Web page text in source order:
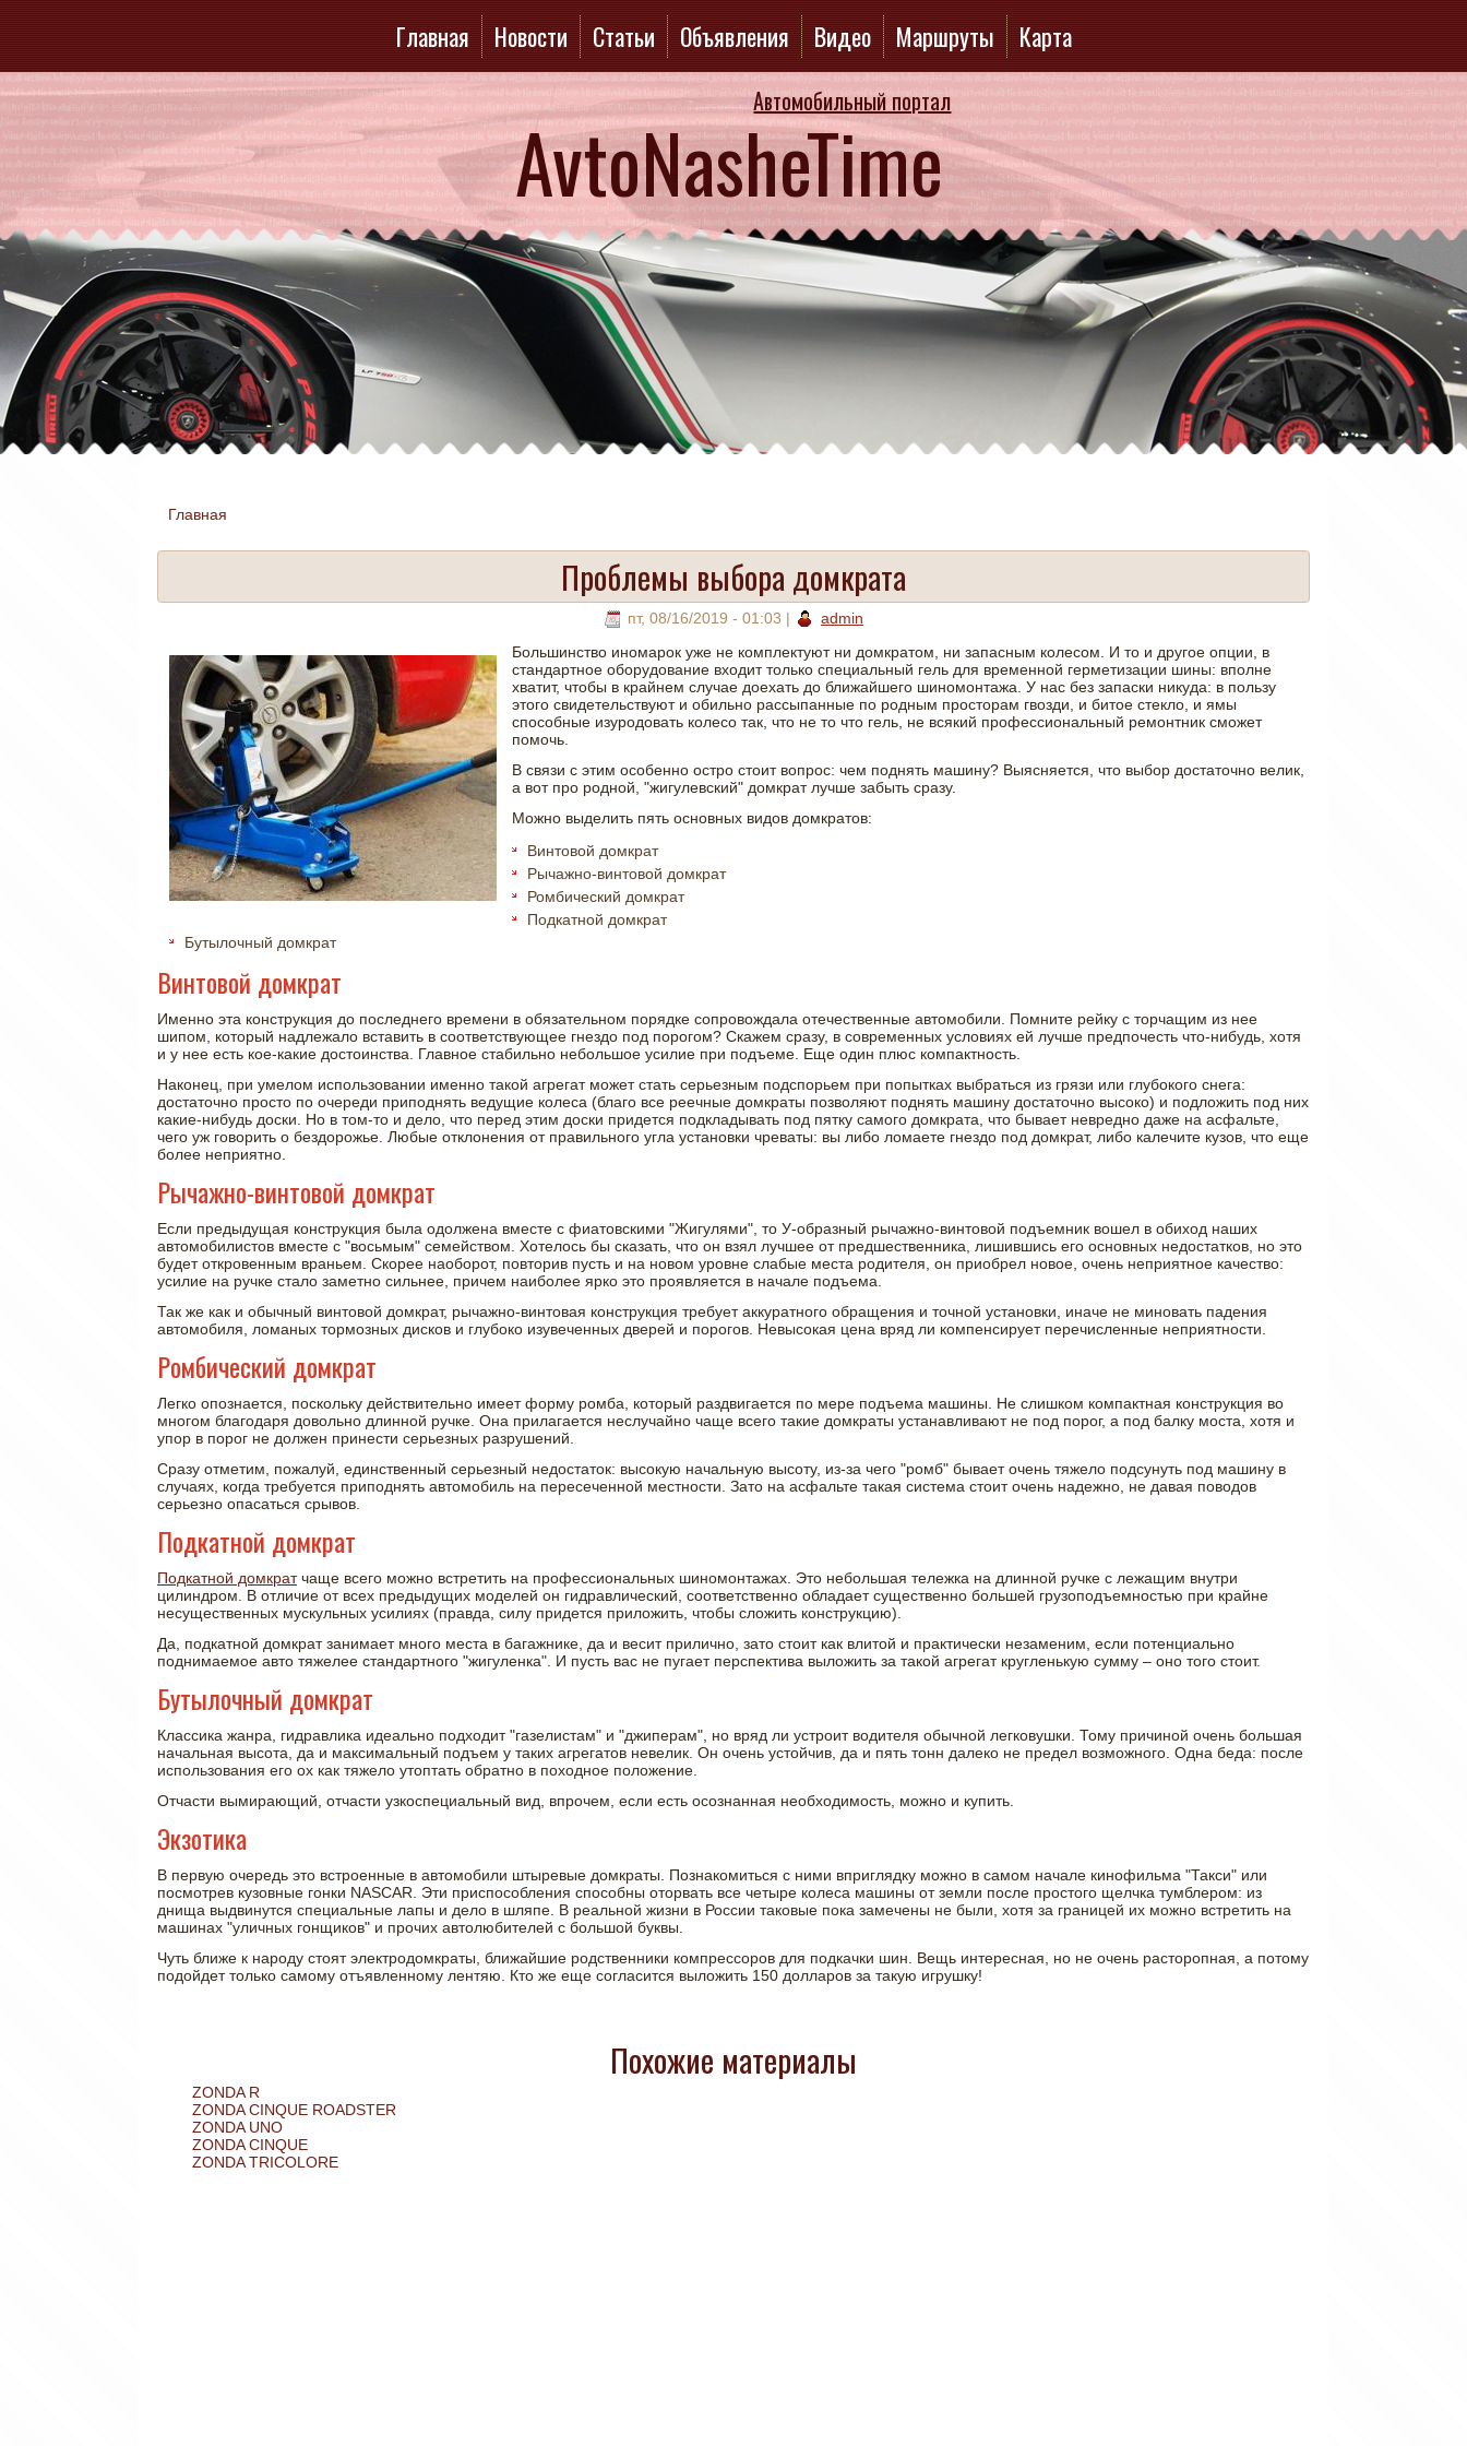
Главная Новости Статьи Объявления Видео Маршруты Карта
AvtoNasheTime
Автомобильный портал
Вы здесь
Главная
Проблемы выбора домкрата
пт, 08/16/2019 - 01:03 |
admin
Большинство иномарок уже не комплектуют ни домкратом, ни запасным колесом. И то и другое опции, в
стандартное оборудование входит только специальный гель для временной герметизации шины: вполне
хватит, чтобы в крайнем случае доехать до ближайшего шиномонтажа. У нас без запаски никуда: в пользу
этого свидетельствуют и обильно рассыпанные по родным просторам гвозди, и битое стекло, и ямы
способные изуродовать колесо так, что не то что гель, не всякий профессиональный ремонтник сможет
помочь.
В связи с этим особенно остро стоит вопрос: чем поднять машину? Выясняется, что выбор достаточно велик,
а вот про родной, "жигулевский" домкрат лучше забыть сразу.
Можно выделить пять основных видов домкратов:
Винтовой домкрат
Рычажно-винтовой домкрат
Ромбический домкрат
Подкатной домкрат
Бутылочный домкрат
Винтовой домкрат
Именно эта конструкция до последнего времени в обязательном порядке сопровождала отечественные автомобили. Помните рейку с торчащим из нее
шипом, который надлежало вставить в соответствующее гнездо под порогом? Скажем сразу, в современных условиях ей лучше предпочесть что-нибудь, хотя
и у нее есть кое-какие достоинства. Главное стабильно небольшое усилие при подъеме. Еще один плюс компактность.
Наконец, при умелом использовании именно такой агрегат может стать серьезным подспорьем при попытках выбраться из грязи или глубокого снега:
достаточно просто по очереди приподнять ведущие колеса (благо все реечные домкраты позволяют поднять машину достаточно высоко) и подложить под них
какие-нибудь доски. Но в том-то и дело, что перед этим доски придется подкладывать под пятку самого домкрата, что бывает невредно даже на асфальте,
чего уж говорить о бездорожье. Любые отклонения от правильного угла установки чреваты: вы либо ломаете гнездо под домкрат, либо калечите кузов, что еще
более неприятно.
Рычажно-винтовой домкрат
Если предыдущая конструкция была одолжена вместе с фиатовскими "Жигулями", то У-образный рычажно-винтовой подъемник вошел в обиход наших
автомобилистов вместе с "восьмым" семейством. Хотелось бы сказать, что он взял лучшее от предшественника, лишившись его основных недостатков, но это
будет откровенным враньем. Скорее наоборот, повторив пусть и на новом уровне слабые места родителя, он приобрел новое, очень неприятное качество:
усилие на ручке стало заметно сильнее, причем наиболее ярко это проявляется в начале подъема.
Так же как и обычный винтовой домкрат, рычажно-винтовая конструкция требует аккуратного обращения и точной установки, иначе не миновать падения
автомобиля, ломаных тормозных дисков и глубоко изувеченных дверей и порогов. Невысокая цена вряд ли компенсирует перечисленные неприятности.
Ромбический домкрат
Легко опознается, поскольку действительно имеет форму ромба, который раздвигается по мере подъема машины. Не слишком компактная конструкция во
многом благодаря довольно длинной ручке. Она прилагается неслучайно чаще всего такие домкраты устанавливают не под порог, а под балку моста, хотя и
упор в порог не должен принести серьезных разрушений.
Сразу отметим, пожалуй, единственный серьезный недостаток: высокую начальную высоту, из-за чего "ромб" бывает очень тяжело подсунуть под машину в
случаях, когда требуется приподнять автомобиль на пересеченной местности. Зато на асфальте такая система стоит очень надежно, не давая поводов
серьезно опасаться срывов.
Подкатной домкрат
Подкатной домкратчаще всего можно встретить на профессиональных шиномонтажах. Это небольшая тележка на длинной ручке с лежащим внутри
цилиндром. В отличие от всех предыдущих моделей он гидравлический, соответственно обладает существенно большей грузоподъемностью при крайне
несущественных мускульных усилиях (правда, силу придется приложить, чтобы сложить конструкцию).
Да, подкатной домкрат занимает много места в багажнике, да и весит прилично, зато стоит как влитой и практически незаменим, если потенциально
поднимаемое авто тяжелее стандартного "жигуленка". И пусть вас не пугает перспектива выложить за такой агрегат кругленькую сумму – оно того стоит.
Бутылочный домкрат
Классика жанра, гидравлика идеально подходит "газелистам" и "джиперам", но вряд ли устроит водителя обычной легковушки. Тому причиной очень большая
начальная высота, да и максимальный подъем у таких агрегатов невелик. Он очень устойчив, да и пять тонн далеко не предел возможного. Одна беда: после
использования его ох как тяжело утоптать обратно в походное положение.
Отчасти вымирающий, отчасти узкоспециальный вид, впрочем, если есть осознанная необходимость, можно и купить.
Экзотика
В первую очередь это встроенные в автомобили штыревые домкраты. Познакомиться с ними вприглядку можно в самом начале кинофильма "Такси" или
посмотрев кузовные гонки NASCAR. Эти приспособления способны оторвать все четыре колеса машины от земли после простого щелчка тумблером: из
днища выдвинутся специальные лапы и дело в шляпе. В реальной жизни в России таковые пока замечены не были, хотя за границей их можно встретить на
машинах "уличных гонщиков" и прочих автолюбителей с большой буквы.
Чуть ближе к народу стоят электродомкраты, ближайшие родственники компрессоров для подкачки шин. Вещь интересная, но не очень расторопная, а потому
подойдет только самому отъявленному лентяю. Кто же еще согласится выложить 150 долларов за такую игрушку!
Похожие материалы
ZONDA R
ZONDA CINQUE ROADSTER
ZONDA UNO
ZONDA CINQUE
ZONDA TRICOLORE